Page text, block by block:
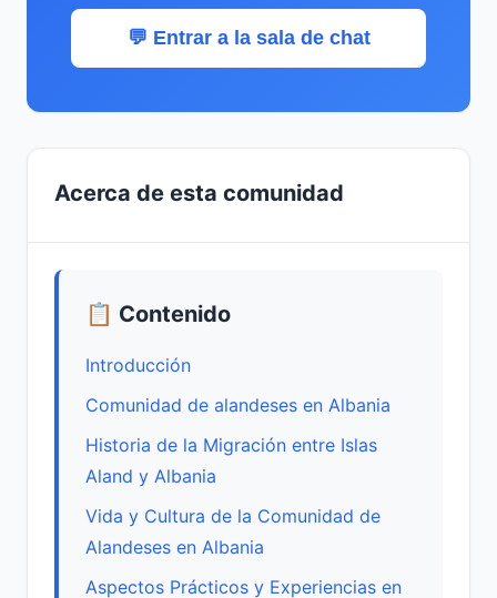
💬 Entrar a la sala de chat
Acerca de esta comunidad
📋 Contenido
Introducción
Comunidad de alandeses en Albania
Historia de la Migración entre Islas
Aland y Albania
Vida y Cultura de la Comunidad de
Alandeses en Albania
Aspectos Prácticos y Experiencias en